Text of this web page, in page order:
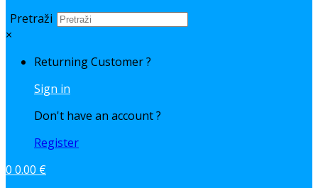
Pretraži
×
Returning Customer ?
Sign in
Don't have an account ?
Register
0 0.00 €